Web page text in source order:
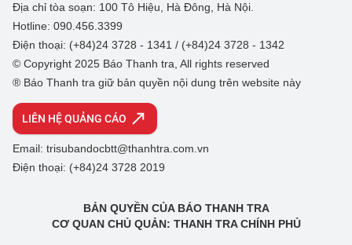
Địa chỉ tòa soạn: 100 Tô Hiệu, Hà Đông, Hà Nội.
Hotline: 090.456.3399
Điện thoại: (+84)24 3728 - 1341 / (+84)24 3728 - 1342
© Copyright 2025 Báo Thanh tra, All rights reserved
® Báo Thanh tra giữ bản quyền nội dung trên website này
LIÊN HỆ QUẢNG CÁO
Email: trisubandocbtt@thanhtra.com.vn
Điện thoại: (+84)24 3728 2019
BẢN QUYỀN CỦA BÁO THANH TRA
CƠ QUAN CHỦ QUẢN: THANH TRA CHÍNH PHỦ